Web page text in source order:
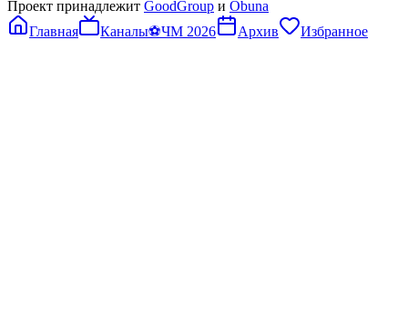
Проект принадлежит GoodGroup и Obuna
Главная
Каналы⚽ЧМ 2026 Архив Избранное